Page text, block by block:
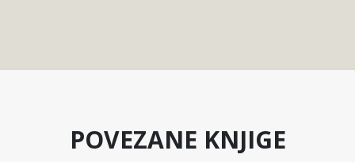
POVEZANE KNJIGE